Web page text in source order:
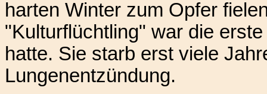
harten Winter zum Opfer
"Kulturflüchtling" war die
hatte. Sie starb erst viele
Lungenentzündung.